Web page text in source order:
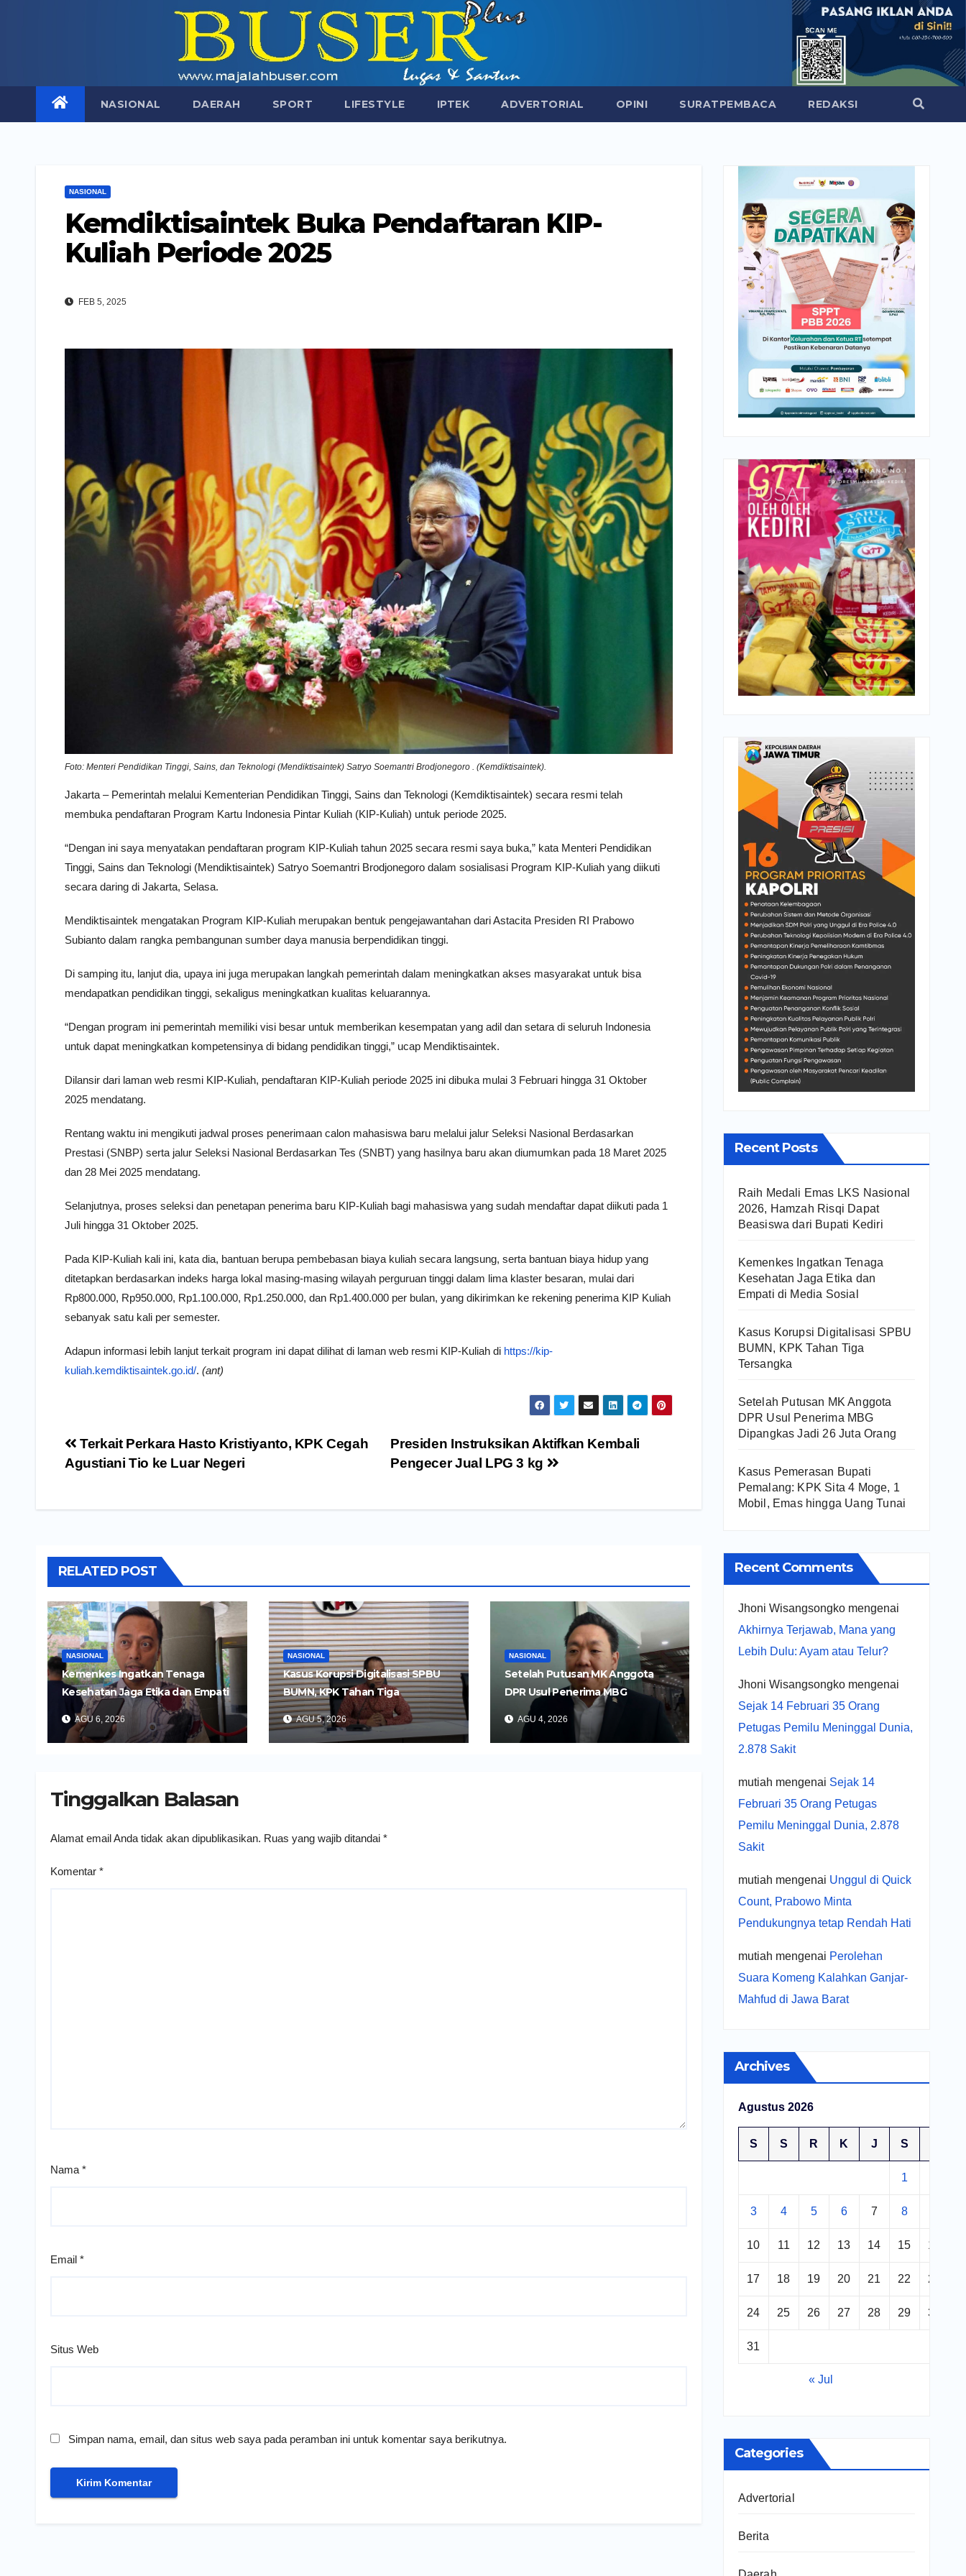
NASIONAL DAERAH SPORT LIFESTYLE IPTEK ADVERTORIAL OPINI SURATPEMBACA REDAKSI
NASIONAL
Kemdiktisaintek Buka Pendaftaran KIP-
Kuliah Periode 2025
FEB 5, 2025
Foto: Menteri Pendidikan Tinggi, Sains, dan Teknologi (Mendiktisaintek) Satryo Soemantri Brodjonegoro . (Kemdiktisaintek).
Jakarta – Pemerintah melalui Kementerian Pendidikan Tinggi, Sains dan Teknologi (Kemdiktisaintek) secara resmi telah
membuka pendaftaran Program Kartu Indonesia Pintar Kuliah (KIP-Kuliah) untuk periode 2025.
“Dengan ini saya menyatakan pendaftaran program KIP-Kuliah tahun 2025 secara resmi saya buka,” kata Menteri Pendidikan
Tinggi, Sains dan Teknologi (Mendiktisaintek) Satryo Soemantri Brodjonegoro dalam sosialisasi Program KIP-Kuliah yang diikuti
secara daring di Jakarta, Selasa.
Mendiktisaintek mengatakan Program KIP-Kuliah merupakan bentuk pengejawantahan dari Astacita Presiden RI Prabowo
Subianto dalam rangka pembangunan sumber daya manusia berpendidikan tinggi.
Di samping itu, lanjut dia, upaya ini juga merupakan langkah pemerintah dalam meningkatkan akses masyarakat untuk bisa
mendapatkan pendidikan tinggi, sekaligus meningkatkan kualitas keluarannya.
“Dengan program ini pemerintah memiliki visi besar untuk memberikan kesempatan yang adil dan setara di seluruh Indonesia
untuk dapat meningkatkan kompetensinya di bidang pendidikan tinggi,” ucap Mendiktisaintek.
Dilansir dari laman web resmi KIP-Kuliah, pendaftaran KIP-Kuliah periode 2025 ini dibuka mulai 3 Februari hingga 31 Oktober
2025 mendatang.
Rentang waktu ini mengikuti jadwal proses penerimaan calon mahasiswa baru melalui jalur Seleksi Nasional Berdasarkan
Prestasi (SNBP) serta jalur Seleksi Nasional Berdasarkan Tes (SNBT) yang hasilnya baru akan diumumkan pada 18 Maret 2025
dan 28 Mei 2025 mendatang.
Selanjutnya, proses seleksi dan penetapan penerima baru KIP-Kuliah bagi mahasiswa yang sudah mendaftar dapat diikuti pada 1
Juli hingga 31 Oktober 2025.
Pada KIP-Kuliah kali ini, kata dia, bantuan berupa pembebasan biaya kuliah secara langsung, serta bantuan biaya hidup yang
ditetapkan berdasarkan indeks harga lokal masing-masing wilayah perguruan tinggi dalam lima klaster besaran, mulai dari
Rp800.000, Rp950.000, Rp1.100.000, Rp1.250.000, dan Rp1.400.000 per bulan, yang dikirimkan ke rekening penerima KIP Kuliah
sebanyak satu kali per semester.
Adapun informasi lebih lanjut terkait program ini dapat dilihat di laman web resmi KIP-Kuliah di https://kip-
kuliah.kemdiktisaintek.go.id/. (ant)
Navigasi
pos
Presiden Instruksikan Aktifkan Kembali
Pengecer Jual LPG 3 kg
Terkait Perkara Hasto Kristiyanto, KPK Cegah
Agustiani Tio ke Luar Negeri
RELATED POST
NASIONAL
Kemenkes Ingatkan Tenaga
Kesehatan Jaga Etika dan Empati
di Media Sosial
AGU 6, 2026
NASIONAL
Kasus Korupsi Digitalisasi SPBU
BUMN, KPK Tahan Tiga
Tersangka
AGU 5, 2026
NASIONAL
Setelah Putusan MK Anggota
DPR Usul Penerima MBG
Dipangkas Jadi 26 Juta Orang
AGU 4, 2026
Tinggalkan Balasan
Alamat email Anda tidak akan dipublikasikan. Ruas yang wajib ditandai *
Komentar *
Nama*
Email *
Situs Web
Simpan nama, email, dan situs web saya pada peramban ini untuk komentar saya berikutnya.
Recent Posts
Raih Medali Emas LKS Nasional
2026, Hamzah Risqi Dapat
Beasiswa dari Bupati Kediri
Kemenkes Ingatkan Tenaga
Kesehatan Jaga Etika dan
Empati di Media Sosial
Kasus Korupsi Digitalisasi SPBU
BUMN, KPK Tahan Tiga
Tersangka
Setelah Putusan MK Anggota
DPR Usul Penerima MBG
Dipangkas Jadi 26 Juta Orang
Kasus Pemerasan Bupati
Pemalang: KPK Sita 4 Moge, 1
Mobil, Emas hingga Uang Tunai
Recent Comments
Jhoni Wisangsongkomengenai
Akhirnya Terjawab, Mana yang
Lebih Dulu: Ayam atau Telur?
Jhoni Wisangsongkomengenai
Sejak 14 Februari 35 Orang
Petugas Pemilu Meninggal Dunia,
2.878 Sakit
mutiah mengenai Sejak 14
Februari 35 Orang Petugas
Pemilu Meninggal Dunia, 2.878
Sakit
mutiah mengenai Unggul di Quick
Count, Prabowo Minta
Pendukungnya tetap Rendah Hati
mutiah mengenai Perolehan
Suara Komeng Kalahkan Ganjar-
Mahfud di Jawa Barat
Archives
Agustus 2026
S S R K J S
1
3 4 5 6 7 8
10 11 12 13 14 15 16
17 18 19 20 21 22 23
24 25 26 27 28 29 30
31
« Jul
Categories
Advertorial
Berita